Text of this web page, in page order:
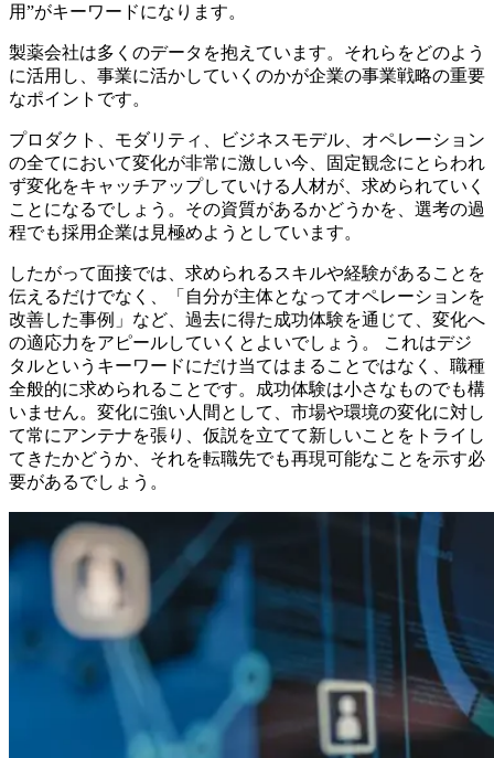
用”がキーワードになります。
製薬会社は多くのデータを抱えています。それらをどのよう
に活用し、事業に活かしていくのかが企業の事業戦略の重要
なポイントです。
プロダクト、モダリティ、ビジネスモデル、オペレーション
の全てにおいて変化が非常に激しい今、固定観念にとらわれ
ず変化をキャッチアップしていける人材が、求められていく
ことになるでしょう。その資質があるかどうかを、選考の過
程でも採用企業は見極めようとしています。
したがって面接では、求められるスキルや経験があることを
伝えるだけでなく、「自分が主体となってオペレーションを
改善した事例」など、過去に得た成功体験を通じて、変化へ
の適応力をアピールしていくとよいでしょう。 これはデジ
タルというキーワードにだけ当てはまることではなく、職種
全般的に求められることです。成功体験は小さなものでも構
いません。変化に強い人間として、市場や環境の変化に対し
て常にアンテナを張り、仮説を立てて新しいことをトライし
てきたかどうか、それを転職先でも再現可能なことを示す必
要があるでしょう。